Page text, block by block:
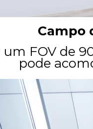
Campo
um FOV de
pode